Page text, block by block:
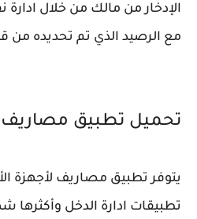
الإدخار من مالك من خلال ادارة
مع الرصيد الذي تم تحديده من
تحميل تطبيق
يتوفر تطبيق مصاريف لأجهزة
تطبيقات ادارة الدخل وأكثرها